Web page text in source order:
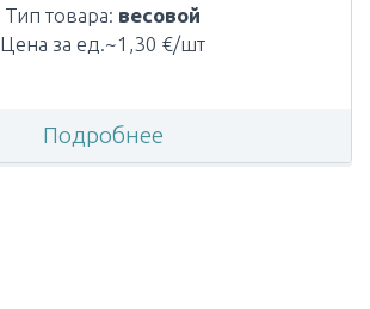
Тип товара: весовой
Цена за ед.~1,30 €/шт
Подробнее